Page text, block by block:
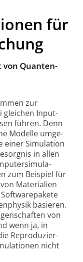
für
von Quanten­
zur
gleichen Input­
führen. Denn
Modelle umge­
einer Simu­lation
in allen
zum Beispiel für
Materi­alien
basieren.
von
wenn ja, in
Repro­duzier­
nicht